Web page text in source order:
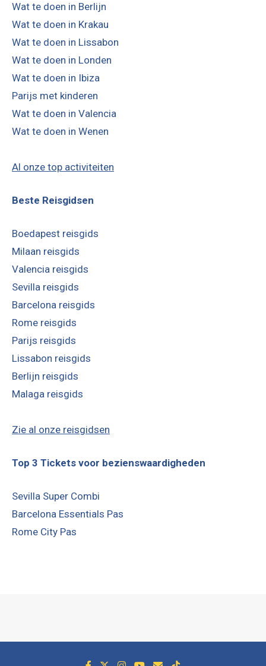
Wat te doen in Berlijn
Wat te doen in Krakau
Wat te doen in Lissabon
Wat te doen in Londen
Wat te doen in Ibiza
Parijs met kinderen
Wat te doen in Valencia
Wat te doen in Wenen
Al onze top activiteiten
Beste Reisgidsen
Boedapest reisgids
Milaan reisgids
Valencia reisgids
Sevilla reisgids
Barcelona reisgids
Rome reisgids
Parijs reisgids
Lissabon reisgids
Berlijn reisgids
Malaga reisgids
Zie al onze reisgidsen
Top 3 Tickets voor bezienswaardigheden
Sevilla Super Combi
Barcelona Essentials Pas
Rome City Pas